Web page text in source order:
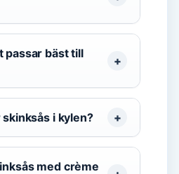
passar bäst till
i kylen?
med crème